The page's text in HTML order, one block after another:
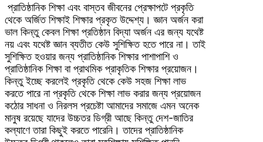
প্রাতিষ্ঠানিক শিক্ষা এবং বাস্তব জীবনের প্রেক্ষাপটে প্রকৃতি
থেকে অর্জিত শিক্ষাই শিক্ষার প্রকৃত উদ্দেশ্য। জ্ঞান অর্জন করা
ভাল কিন্তু কেবল শিক্ষা প্রতিষ্ঠান বিদ্যা অর্জন এর জন্য যথেষ্ট
নয় এবং যথেষ্ট জ্ঞান ব্যতীত কেউ সুশিক্ষিত হতে পারে না। তাই
সুশিক্ষিত হওয়ার জন্য প্রাতিষ্ঠানিক শিক্ষার পাশাপাশি ও
প্রাতিষ্ঠানিক শিক্ষা বা প্রাথমিক প্রাকৃতিক শিক্ষার প্রয়োজন।
কিন্তু ইচ্ছে করলেই প্রকৃতি থেকে কেউ সহজ শিক্ষা লাভ
করতে পারে না প্রকৃতি থেকে শিক্ষা লাভ করার জন্য প্রয়োজন
কঠোর সাধনা ও নিরলস প্রচেষ্টা আমাদের সমাজে এমন অনেক
মানুষ রয়েছে যাদের উচ্চতর ডিগ্রী আছে কিন্তু দেশ-জাতির
কল্যাণে তারা কিছুই করতে পারেনি। তাদের প্রাতিষ্ঠানিক